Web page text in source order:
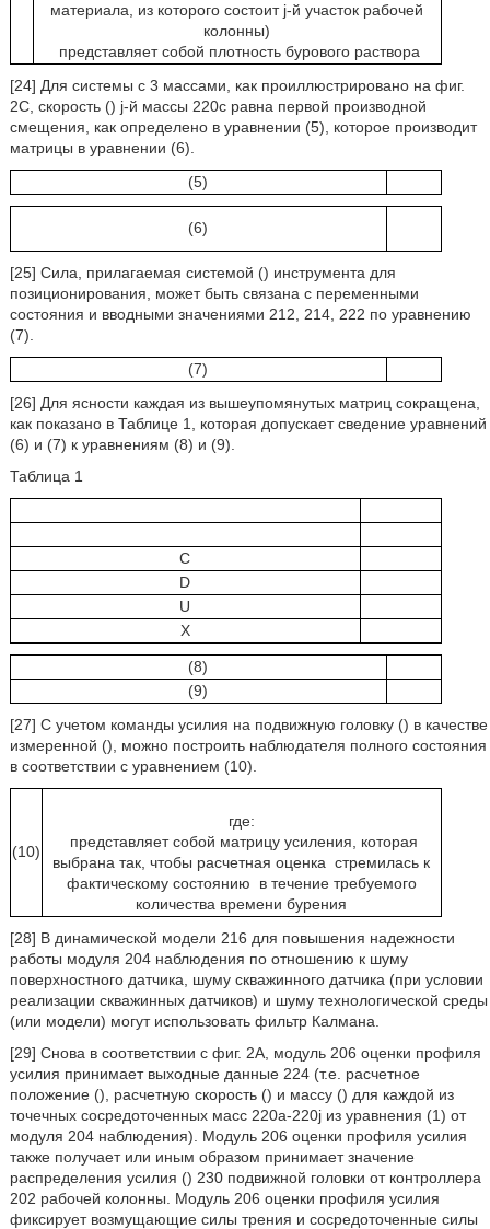
материала, из которого состоит j-й участок рабочей
колонны)
представляет собой плотность бурового раствора
[24] Для системы с 3 массами, как проиллюстрировано на фиг.
2C, скорость () j-й массы 220c равна первой производной
смещения, как определено в уравнении (5), которое производит
матрицы в уравнении (6).
(5)
(6)
[25] Сила, прилагаемая системой () инструмента для
позиционирования, может быть связана с переменными
состояния и вводными значениями 212, 214, 222 по уравнению
(7).
(7)
[26] Для ясности каждая из вышеупомянутых матриц сокращена,
как показано в Таблице 1, которая допускает сведение уравнений
(6) и (7) к уравнениям (8) и (9).
Таблица 1
C
D
U
X
(8)
(9)
[27] С учетом команды усилия на подвижную головку () в качестве
измеренной (), можно построить наблюдателя полного состояния
в соответствии с уравнением (10).
(10)
где:
представляет собой матрицу усиления, которая
выбрана так, чтобы расчетная оценка стремилась к
фактическому состоянию
в течение требуемого
количества времени бурения
[28] В динамической модели 216 для повышения надежности
работы модуля 204 наблюдения по отношению к шуму
поверхностного датчика, шуму скважинного датчика (при условии
реализации скважинных датчиков) и шуму технологической среды
(или модели) могут использовать фильтр Калмана.
[29] Снова в соответствии с фиг. 2A, модуль 206 оценки профиля
усилия принимает выходные данные 224 (т.е. расчетное
положение (), расчетную скорость () и массу () для каждой из
точечных сосредоточенных масс 220a-220j из уравнения (1) от
модуля 204 наблюдения). Модуль 206 оценки профиля усилия
также получает или иным образом принимает значение
распределения усилия () 230 подвижной головки от контроллера
202 рабочей колонны. Модуль 206 оценки профиля усилия
фиксирует возмущающие силы трения и сосредоточенные силы